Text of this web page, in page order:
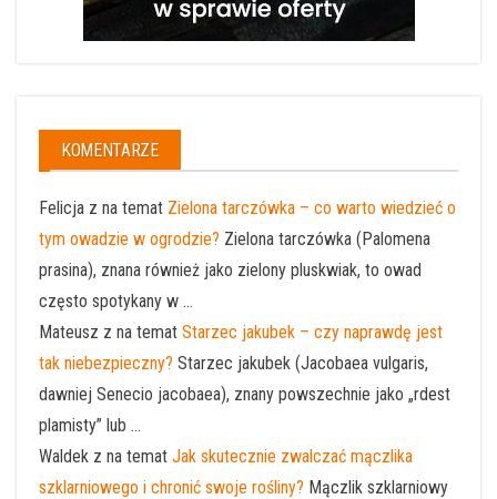
KOMENTARZE
Felicja z na temat Zielona tarczówka – co warto wiedzieć o
tym owadzie w ogrodzie? Zielona tarczówka (Palomena
prasina), znana również jako zielony pluskwiak, to owad
często spotykany w ...
Mateusz z na temat Starzec jakubek – czy naprawdę jest
tak niebezpieczny? Starzec jakubek (Jacobaea vulgaris,
dawniej Senecio jacobaea), znany powszechnie jako „rdest
plamisty” lub ...
Waldek z na temat Jak skutecznie zwalczać mączlika
szklarniowego i chronić swoje rośliny? Mączlik szklarniowy